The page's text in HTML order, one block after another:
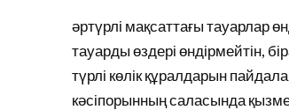
әртүрлі мақсаттағы тауарлар
тауарды өздері өндірмейтін,
түрлі көлік құралдарын
кәсіпорынның саласында